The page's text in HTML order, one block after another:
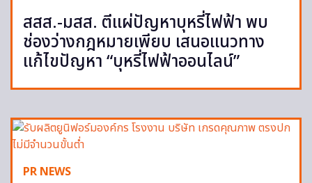
สสส.-มสส. ตีแผ่ปัญหาบุหรี่ไฟฟ้า พบ
ช่องว่างกฎหมายเพียบ เสนอแนวทาง
แก้ไขปัญหา “บุหรี่ไฟฟ้าออนไลน์”
PR NEWS